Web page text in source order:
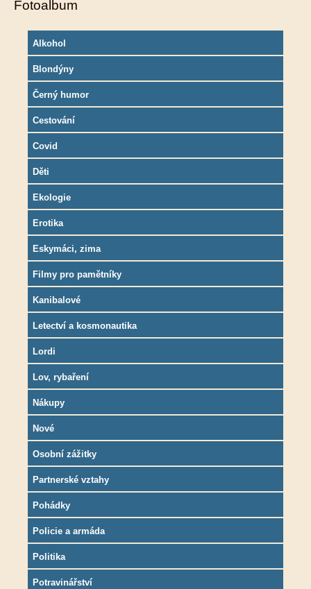
Fotoalbum
Alkohol
Blondýny
Černý humor
Cestování
Covid
Děti
Ekologie
Erotika
Eskymáci, zima
Filmy pro pamětníky
Kanibalové
Letectví a kosmonautika
Lordi
Lov, rybaření
Nákupy
Nové
Osobní zážitky
Partnerské vztahy
Pohádky
Policie a armáda
Politika
Potravinářství